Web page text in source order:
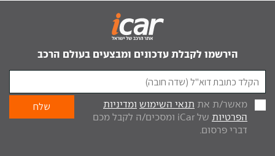
הירשמו לקבלת עדכונים ומבצעים בעולם הרכב
מאשר/ת את תנאי השימוש ומדיניות
הפרטיות
של iCar ומסכים/ה לקבל מכם
דברי פרסום.